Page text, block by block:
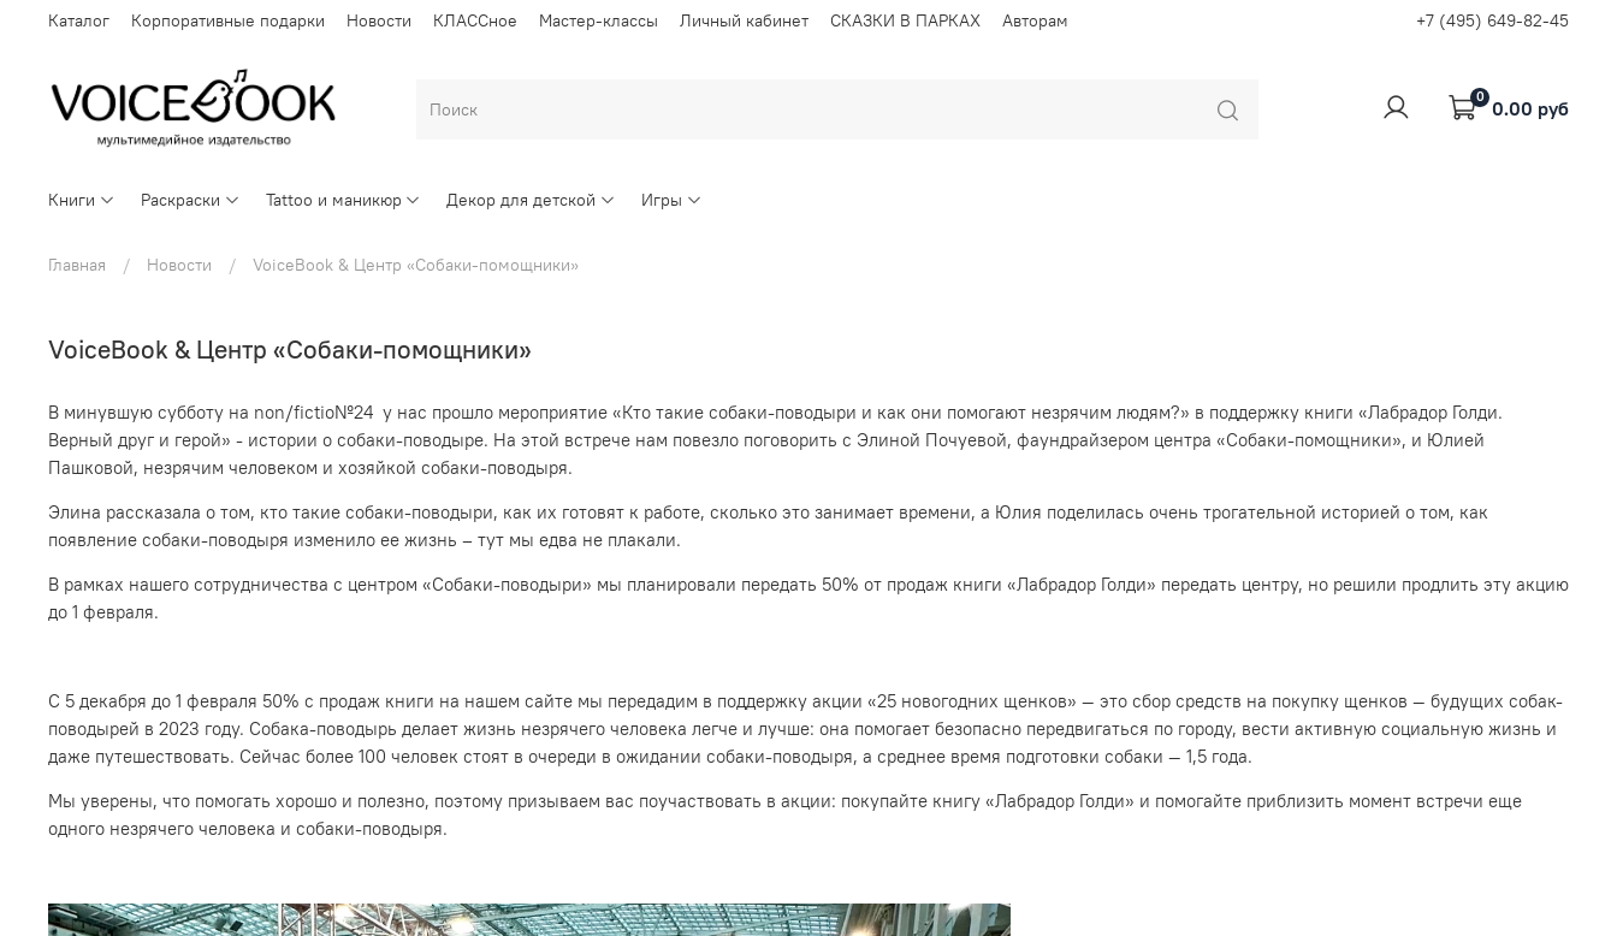
Каталог Корпоративные подарки Новости КЛАССное Мастер-классы Личный кабинет СКАЗКИ В ПАРКАХ Авторам +7 (495) 649-82-45
0 0.00 руб
Книги Раскраски Tattoo и маникюр Декор для детской Игры
Главная Новости VoiceBook & Центр «Собаки-помощники»
VoiceBook & Центр «Собаки-помощники»
В минувшую субботу на non/fictio№24 у нас прошло мероприятие «Кто такие собаки-поводыри и как они помогают незрячим людям?» в поддержку книги «Лабрадор Голди.
Верный друг и герой» - истории о собаки-поводыре. На этой встрече нам повезло поговорить с Элиной Почуевой, фаундрайзером центра «Собаки-помощники», и Юлией
Пашковой, незрячим человеком и хозяйкой собаки-поводыря.
Элина рассказала о том, кто такие собаки-поводыри, как их готовят к работе, сколько это занимает времени, а Юлия поделилась очень трогательной историей о том, как
появление собаки-поводыря изменило ее жизнь – тут мы едва не плакали.
В рамках нашего сотрудничества с центром «Собаки-поводыри» мы планировали передать 50% от продаж книги «Лабрадор Голди» передать центру, но решили продлить эту акцию
до 1 февраля.
С 5 декабря до 1 февраля 50% с продаж книги на нашем сайте мы передадим в поддержку акции «25 новогодних щенков» — это сбор средств на покупку щенков — будущих собак-
поводырей в 2023 году. Собака-поводырь делает жизнь незрячего человека легче и лучше: она помогает безопасно передвигаться по городу, вести активную социальную жизнь и
даже путешествовать. Сейчас более 100 человек стоят в очереди в ожидании собаки-поводыря, а среднее время подготовки собаки — 1,5 года.
Мы уверены, что помогать хорошо и полезно, поэтому призываем вас поучаствовать в акции: покупайте книгу «Лабрадор Голди» и помогайте приблизить момент встречи еще
одного незрячего человека и собаки-поводыря.